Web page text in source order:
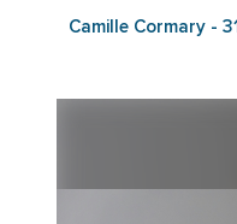
Camille Cormary -